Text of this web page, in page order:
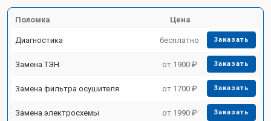
Поломка Цена
Диагностика бесплатно Заказать
Замена ТЭН от 1900 ₽ Заказать
Замена фильтра осушителя от 1700 ₽ Заказать
Замена электросхемы от 1990 ₽ Заказать